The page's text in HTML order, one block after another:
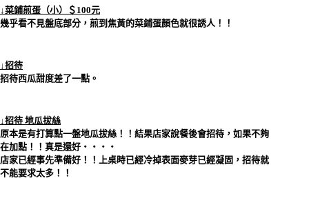
↓菜鋪煎蛋（小）＄100元
幾乎看不見盤底部分，煎到焦黃的菜鋪蛋顏色就很誘人！！
↓招待
招待西瓜甜度差了一點。
↓招待 地瓜拔絲
原本是有打算點一盤地瓜拔絲！！結果店家說餐後會招待，如果不夠
在加點！！真是還好‧‧‧‧
店家已經事先準備好！！上桌時已經冷掉表面麥芽已經凝固，招待就
不能要求太多！！